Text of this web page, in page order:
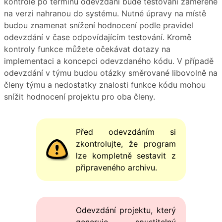
na verzi nahranou do systému. Nutné úpravy na místě
budou znamenat snížení hodnocení podle pravidel
odevzdání v čase odpovídajícím testování. Kromě
kontroly funkce můžete očekávat dotazy na
implementaci a koncepci odevzdaného kódu. V případě
odevzdání v týmu budou otázky směrované libovolně na
členy týmu a nedostatky znalosti funkce kódu mohou
snížit hodnocení projektu pro oba členy.
Před odevzdáním si
zkontrolujte, že program
lze kompletně sestavit z
připraveného archivu.
Odevzdání projektu, který